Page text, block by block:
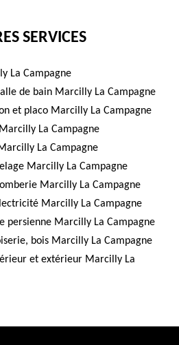
SERVICES
La Campagne
de bain Marcilly La Campagne
et placo Marcilly La Campagne
La Campagne
La Campagne
Marcilly La Campagne
Marcilly La Campagne
Marcilly La Campagne
persienne Marcilly La Campagne
bois Marcilly La Campagne
et extérieur Marcilly La